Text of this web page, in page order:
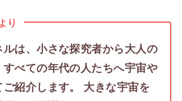
り
ルは、小さな探究者から大人の
すべての年代の人たちへ宇宙や
紹介します。 大きな宇宙を